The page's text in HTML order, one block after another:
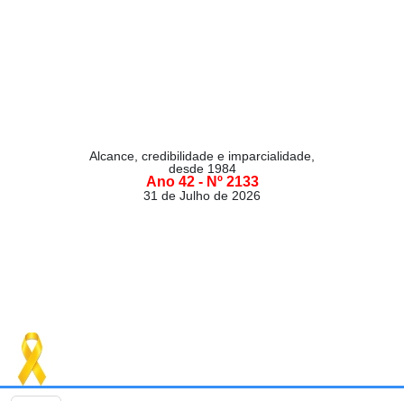
Alcance, credibilidade e imparcialidade,
desde 1984
Ano 42 - Nº 2133
31 de Julho de 2026